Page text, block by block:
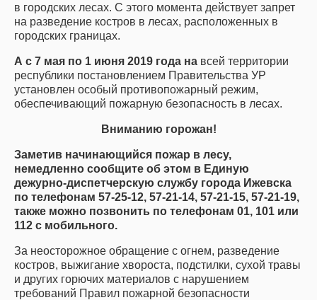
в городских лесах. С этого момента действует запрет
на разведение костров в лесах, расположенных в
городских границах.
А с 7 мая по 1 июня 2019 года на всей территории
республики постановлением Правительства УР
установлен особый противопожарный режим,
обеспечивающий пожарную безопасность в лесах.
Вниманию горожан!
Заметив начинающийся пожар в лесу,
немедленно сообщите об этом в Единую
дежурно-диспетчерскую службу города Ижевска
по телефонам 57-25-12, 57-21-14, 57-21-15, 57-21-19,
также можно позвонить по телефонам 01, 101 или
112 с мобильного.
За неосторожное обращение с огнем, разведение
костров, выжигание хвороста, подстилки, сухой травы
и других горючих материалов с нарушением
требований Правил пожарной безопасности